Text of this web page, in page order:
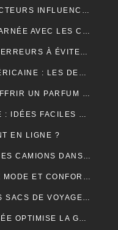
GAZ HILARANT PRIX : QUELS FACTEURS INFLUENCENT SON COÛT ET OÙ LE TROUVER AU MEILLEUR TARIF ?
DÉCOUVREZ LA SIMPLICITÉ INCARNÉE AVEC LES CRÉDENCES DE CUISINE EFFET MARBRE
BAGAGE PROFESSIONNEL : LES ERREURS À ÉVITER POUR UN LOOK RAFFINÉ
ELECTION PRÉSIDENTIELLE AMÉRICAINE : LES DEUX CAMPS SONT RELIÉS PAR LEURS CRAINTES
IDÉE DE CADEAU : POURQUOI OFFRIR UN PARFUM POUR UN ANNIVERSAIRE ?
GAGNER DE L’ARGENT EN LIGNE : IDÉES FACILES ET ACCESSIBLES POUR DÉBUTANTS
EN LIGNE ?
IMPORTANCE DE L’ENTRETIEN DES CAMIONS DANS LE MONDE DU TRANSPORT ROUTIER
PONCHO FEMME : LA TENDANCE MODE ET CONFORT POUR L’HIVER
NATURE ET DÉCOUVERTES : LES SACS DE VOYAGE À COMPRESSION POUR OPTIMISER CHAQUE AVENTURE
COMMENT UNE DSI EXTERNALISÉE OPTIMISE LA GESTION DE VOTRE SYSTÈME D’INFORMATION ?